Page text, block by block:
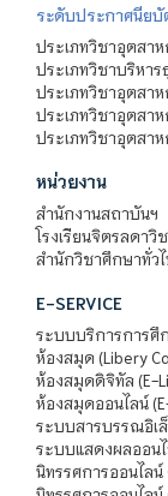
ระดับประกาศนีย
ประเภทวิชาอุตสา
ประเภทวิชาบริหาร
ประเภทวิชาอุตสา
ประเภทวิชาอุตสาห
ประเภทวิชาอุตสา
หน่วยงาน
สำนักงานสถาบันฯ
โรงเรียนจิตรลดาวิ
สำนักวิชาศึกษาทั่ว
E-SERVICE
ระบบบริการการศึก
ห้องสมุด (Libery
ห้องสมุดดิจิทัล (E-
ห้องสมุดออนไลน์
ระบบสารบรรณอิเ
ระบบแสดงผลออน
นิทรรศการออนไลน์